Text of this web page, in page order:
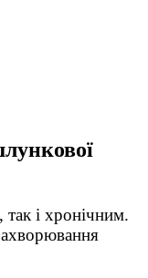
і хронічним.